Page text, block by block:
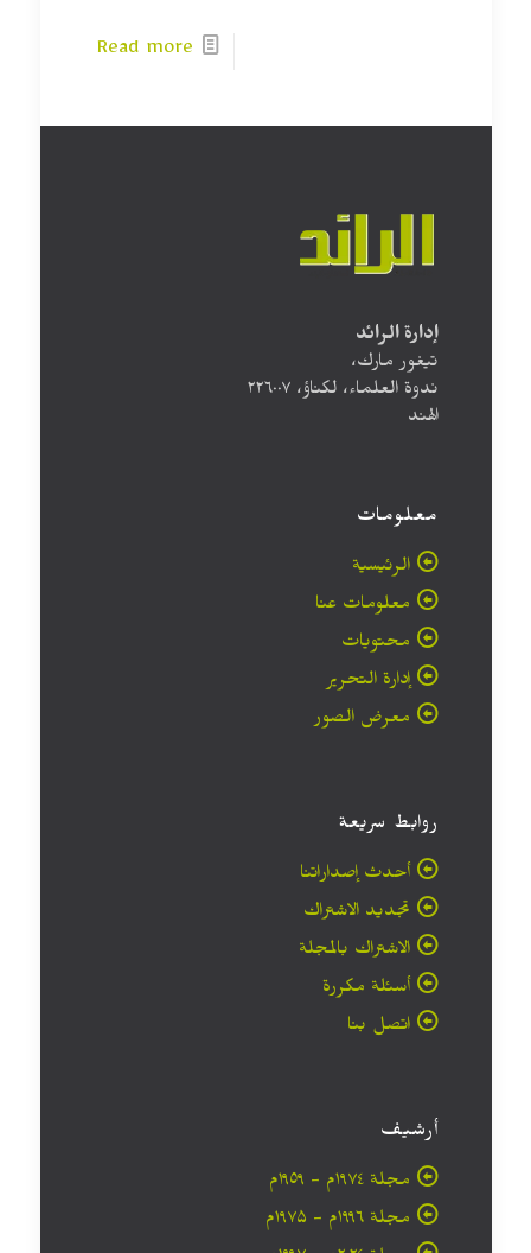
Read more
إدارة الرائد
تيغور مارك،
ندوة العلماء، لكناؤ، ۲۲٦۰۰۷
الهند
معلومات
الرئيسية
معلومات عنا
محتويات
إدارة التحرير
معرض الصور
روابط سريعة
أحدث إصداراتنا
تجديد الاشتراك
الاشتراك بالمجلة
أسئلة مكررة
اتصل بنا
أرشيف
مجلة ۱۹۷٤م - ١٩٥٩م
مجلة ۱۹۹٦م - ۱۹۷۵م